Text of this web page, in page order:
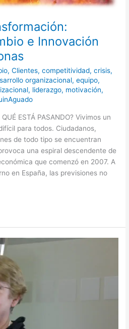
e Innovación
,Clientes,competitividad,crisis,
organizacional,equipo,
, liderazgo, motivación,
ESTÁ PASANDO? Vivimos un
para todos. Ciudadanos,
de todo tipo se encuentran
una espiral descendente de
que comenzó en 2007. A
en España, las previsiones no